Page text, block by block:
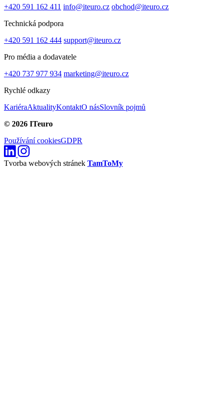
+420 591 162 411 info@iteuro.cz obchod@iteuro.cz
Technická podpora
+420 591 162 444 support@iteuro.cz
Pro média a dodavatele
+420 737 977 934 marketing@iteuro.cz
Rychlé odkazy
KariéraAktualityKontaktO násSlovník pojmů
© 2026 ITeuro
Používání cookiesGDPR
Tvorba webových stránek TamToMy